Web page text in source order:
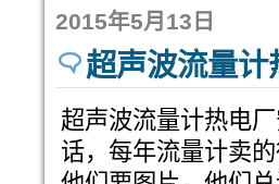
2015年5月13日
超声波流量
超声波流量计热电
话，每年流量计卖